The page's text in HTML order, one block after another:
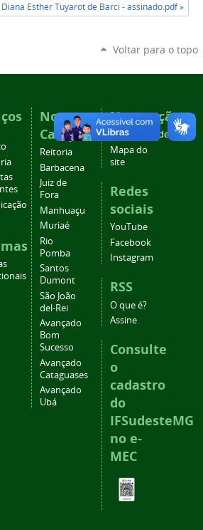
Esther Tuyarot de Barci - assinado.pdf »
Voltar para o topo
Nossos
Campi
Reitoria
Barbacena
Juiz de
Fora
Manhuaçu
Muriaé
Rio
Pomba
Santos
Dumont
São João
del-Rei
Avançado
Bom
Sucesso
Avançado
Cataguases
Avançado
Ubá
Navegação
Acessibilidade
Mapa do
site
Redes
sociais
YouTube
Facebook
Instagram
RSS
O que é?
Assine
Consulte
o
cadastro
do
IFSudesteMG
no e-
MEC